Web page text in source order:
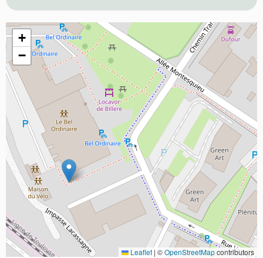
+
−
Leaflet | ©OpenStreetMapcontributors